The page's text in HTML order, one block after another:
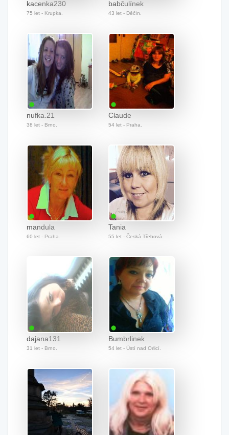
kacenka230
75 let - Krupka.
babčulínek
43 let - Děčín.
nufka.21
38 let - Brno.
Claude
54 let - Praha.
mandula
60 let - Praha.
Tania
55 let - Česká Třebová.
dajana131
31 let - Brno.
Bumbrlinek
54 let - Ústí nad Orlicí.